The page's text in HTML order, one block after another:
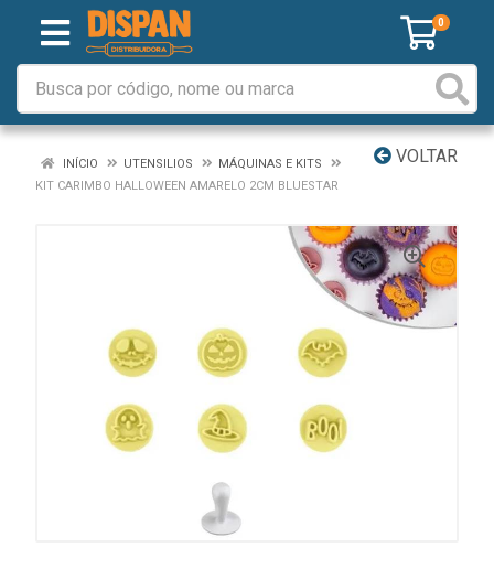
0
VOLTAR
INÍCIO UTENSILIOS
MÁQUINAS E KITS
KIT CARIMBO HALLOWEEN AMARELO 2CM BLUESTAR